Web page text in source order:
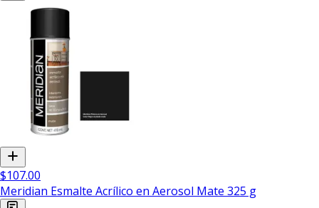
$107.00
Meridian Esmalte Acrílico en Aerosol Mate 325 g